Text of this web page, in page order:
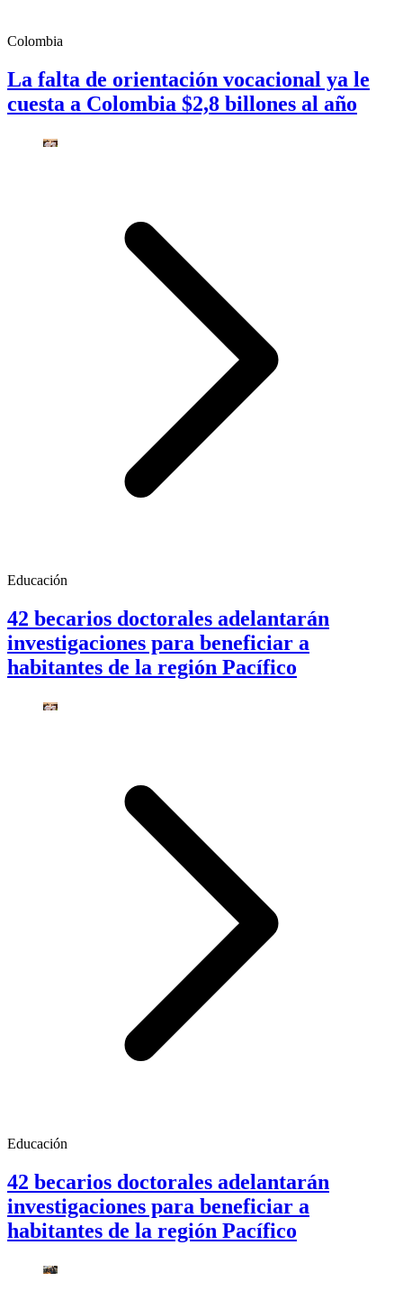
Colombia
La falta de orientación vocacional ya le
cuesta a Colombia $2,8 billones al año
Educación
42 becarios doctorales adelantarán
investigaciones para beneficiar a
habitantes de la región Pacífico
Educación
42 becarios doctorales adelantarán
investigaciones para beneficiar a
habitantes de la región Pacífico